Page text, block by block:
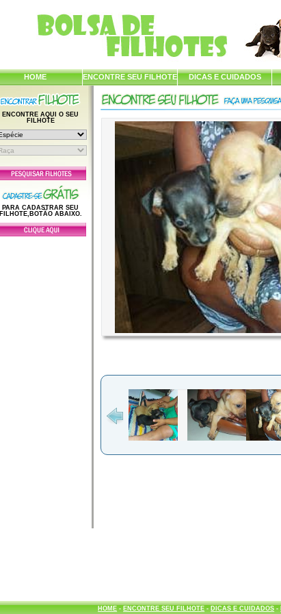
HOME ENCONTRE SEU FILHOTE DICAS E CUIDADOS
ENCONTRE AQUI O SEU
FILHOTE
PARA CADASTRAR SEU
FILHOTE,BOTÃO ABAIXO.
HOME- ENCONTRE SEU FILHOTE- DICAS E CUIDADOS-